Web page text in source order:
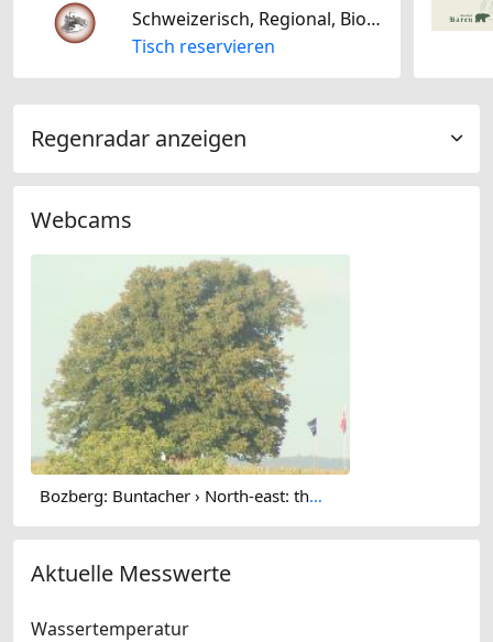
Schweizerisch, Regional, Biogerichte, Laktosefrei, Glutenfrei
Tisch reservieren
Regenradar anzeigen
Webcams
Bozberg: Buntacher › North-east: the Lime Tree at Linn
Aktuelle Messwerte
Wassertemperatur